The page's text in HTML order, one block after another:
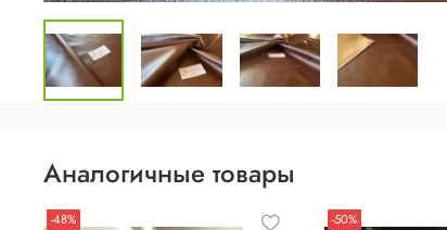
Аналогичные товары
-48% -50%